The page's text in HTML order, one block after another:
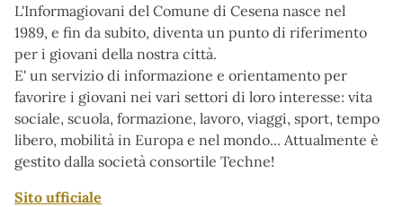
L'Informagiovani del Comune di Cesena nasce nel
1989, e fin da subito, diventa un punto di riferimento
per i giovani della nostra città.
E' un servizio di informazione e orientamento per
favorire i giovani nei vari settori di loro interesse: vita
sociale, scuola, formazione, lavoro, viaggi, sport, tempo
libero, mobilità in Europa e nel mondo... Attualmente è
gestito dalla società consortile Techne!
Sito ufficiale